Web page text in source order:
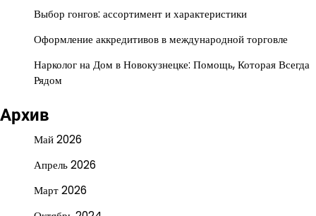
Выбор гонгов: ассортимент и характеристики
Оформление аккредитивов в международной торговле
Нарколог на Дом в Новокузнецке: Помощь, Которая Всегда
Рядом
Архив
Май 2026
Апрель 2026
Март 2026